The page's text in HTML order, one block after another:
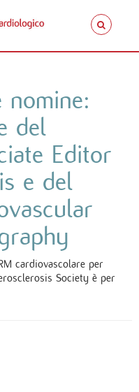
nomine:
del
Editor
e del
cardiovascolare per
Society è per